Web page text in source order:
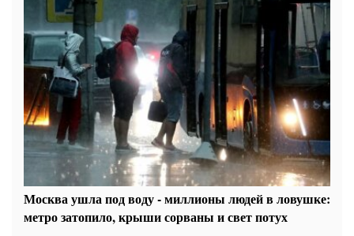
Москва ушла под воду - миллионы людей в ловушке:
метро затопило, крыши сорваны и свет потух